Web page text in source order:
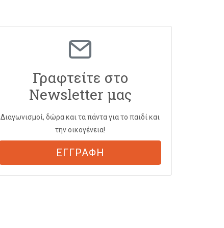
Γραφτείτε στο
Newsletter μας
Διαγωνισμοί, δώρα και τα πάντα για το παιδί και
την οικογένεια!
ΕΓΓΡΑΦΗ